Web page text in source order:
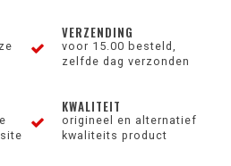
VERZENDING
voor 15.00 besteld,
zelfde dag verzonden
KWALITEIT
origineel en alternatief
kwaliteits product